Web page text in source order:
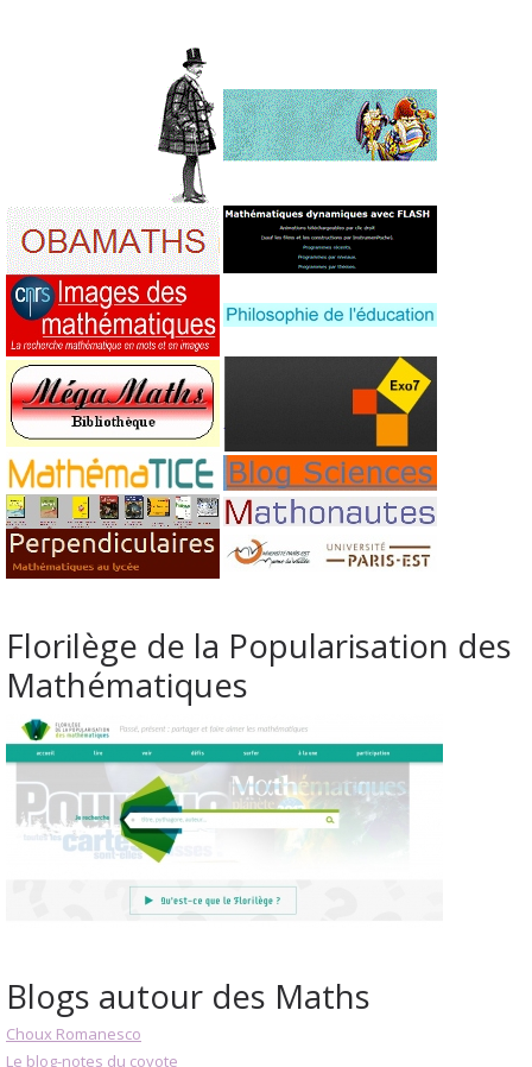
Florilège de la Popularisation des
Mathématiques
Blogs autour des Maths
Choux Romanesco
Le blog-notes du coyote